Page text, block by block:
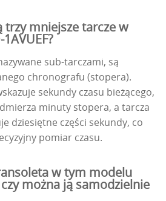
trzy mniejsze tarcze w
sub-tarczami, są
chronografu (stopera).
sekundy czasu bieżącego,
minuty stopera, a tarcza
dziesiętne części sekundy, co
pomiar czasu.
w tym modelu
można ją samodzielnie